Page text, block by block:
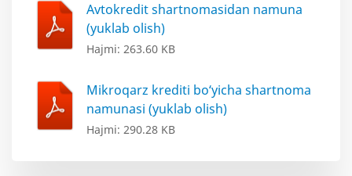
Avtokredit shartnomasidan namuna
(yuklab olish)
Hajmi: 263.60 KB
Mikroqarz krediti bo‘yicha shartnoma
namunasi (yuklab olish)
Hajmi: 290.28 KB